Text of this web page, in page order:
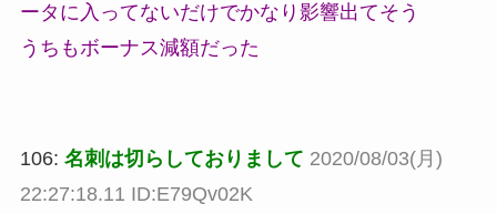
ータに入ってないだけでかなり影響出てそう
うちもボーナス減額だった
106: 名刺は切らしておりまして 2020/08/03(月)
22:27:18.11 ID:E79Qv02K